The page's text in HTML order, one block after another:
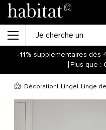
-11% supplémentaires dès
Plus que :
Décoration Linge Linge